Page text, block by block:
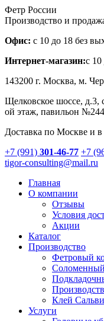
Фетр России
Производство и
Офис: с 10 до 18 без
Интернет-магазин:с
143200 г. Москва, м.
Щелковское шоссе, д.3,
ой этаж, павильон №244
Доставка по Москве и
+7 (991) 301-46-77 +7
tigor-consulting@mail.ru
Главная
О компании
Отзывы
Условия
Акции
Каталог
Производство
Фетровый
Клей
Услуги